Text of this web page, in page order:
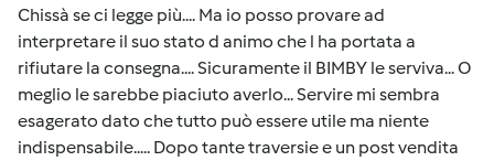
Chissà se ci legge più.... Ma io posso provare ad
interpretare il suo stato d animo che l ha portata a
rifiutare la consegna.... Sicuramente il BIMBY le serviva... O
meglio le sarebbe piaciuto averlo... Servire mi sembra
esagerato dato che tutto può essere utile ma niente
indispensabile..... Dopo tante traversie e un post vendita